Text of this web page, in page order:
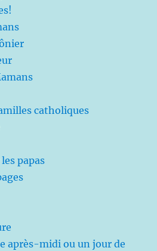
catholiques
papas
après-midi ou un jour de